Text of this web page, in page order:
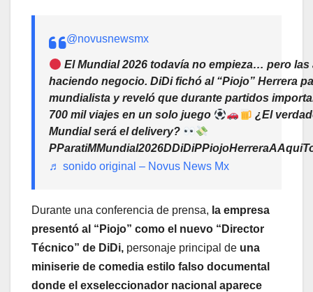
@novusnewsmx
El Mundial 2026 todavía no empieza… pero las
haciendo negocio. DiDi fichó al “Piojo” Herrera
mundialista y reveló que durante partidos
700 mil viajes en un solo juego
¿El
Mundial será el delivery?
♬ sonido original – Novus News Mx
Durante una conferencia de prensa, la empresa
presentó al “Piojo” como el nuevo “Director
Técnico” de DiDi, personaje principal de una
miniserie de comedia estilo falso documental
donde el exseleccionador nacional aparece